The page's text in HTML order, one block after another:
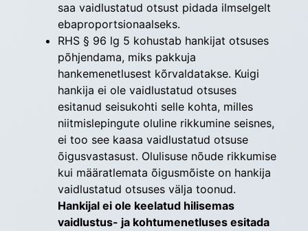
saa vaidlustatud otsust pidada ilmselgelt
ebaproportsionaalseks.
RHS § 96 lg 5 kohustab hankijat otsuses
põhjendama, miks pakkuja
hankemenetlusest kõrvaldatakse. Kuigi
hankija ei ole vaidlustatud otsuses
esitanud seisukohti selle kohta, milles
niitmislepingute oluline rikkumine seisnes,
ei too see kaasa vaidlustatud otsuse
õigusvastasust. Olulisuse nõude rikkumise
kui määratlemata õigusmõiste on hankija
vaidlustatud otsuses välja toonud.
Hankijal ei ole keelatud hilisemas
vaidlustus- ja kohtumenetluses esitada